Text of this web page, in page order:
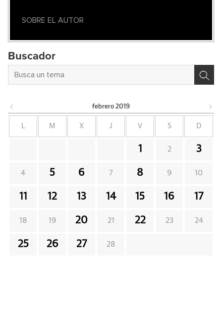
SOBRE EL AUTOR
Buscador
febrero 2019
L M X J V S D
1 2 3
4 5 6 7 8 9 10
11 12 13 14 15 16 17
18 19 20 21 22 23 24
25 26 27 28